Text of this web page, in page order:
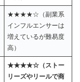
★★★★☆（副業系
インフルエンサーは
増えているが難易度
高）
★★★★☆（ストー
リーズやリールで商